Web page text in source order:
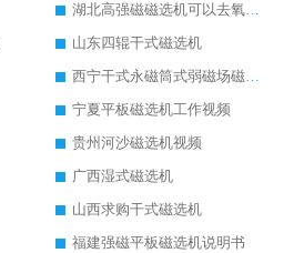
湖北高强磁磁选机可以去氧化铝
山东四辊干式磁选机
西宁干式永磁筒式弱磁场磁选机结构图
宁夏平板磁选机工作视频
贵州河沙磁选机视频
广西湿式磁选机
山西求购干式磁选机
福建强磁平板磁选机说明书